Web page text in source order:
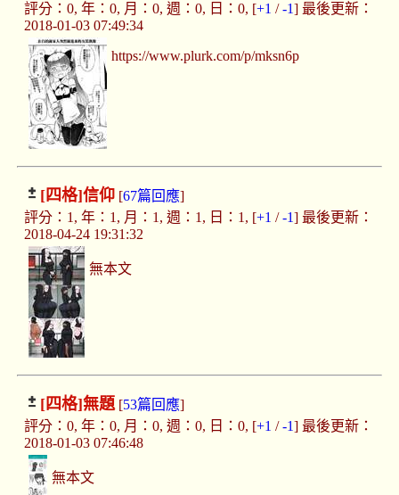
評分：0, 年：0, 月：0, 週：0, 日：0, [+1 /-1] 最後更新：
2018-01-03 07:49:34
https://www.plurk.com/p/mksn6p
[四格]信仰[67篇回應]
評分：1, 年：1, 月：1, 週：1, 日：1, [+1 /-1] 最後更新：
2018-04-24 19:31:32
無本文
[四格]無題[53篇回應]
評分：0, 年：0, 月：0, 週：0, 日：0, [+1 /-1] 最後更新：
2018-01-03 07:46:48
無本文